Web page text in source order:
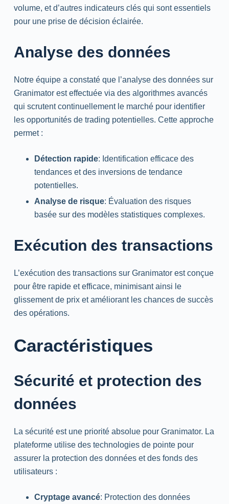
volume, et d’autres indicateurs clés qui sont essentiels
pour une prise de décision éclairée.
Analyse des données
Notre équipe a constaté que l’analyse des données sur
Granimator est effectuée via des algorithmes avancés
qui scrutent continuellement le marché pour identifier
les opportunités de trading potentielles. Cette approche
permet :
Détection rapide: Identification efficace des
tendances et des inversions de tendance
potentielles.
Analyse de risque: Évaluation des risques
basée sur des modèles statistiques complexes.
Exécution des transactions
L’exécution des transactions sur Granimator est conçue
pour être rapide et efficace, minimisant ainsi le
glissement de prix et améliorant les chances de succès
des opérations.
Caractéristiques
Sécurité et protection des
données
La sécurité est une priorité absolue pour Granimator. La
plateforme utilise des technologies de pointe pour
assurer la protection des données et des fonds des
utilisateurs :
Cryptage avancé: Protection des données